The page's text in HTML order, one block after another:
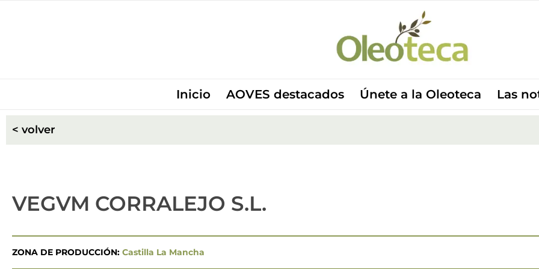
Inicio AOVES destacados Únete a la Oleoteca Las
< volver
VEGVM CORRALEJO S.L.
ZONA DE PRODUCCIÓN: Castilla La Mancha